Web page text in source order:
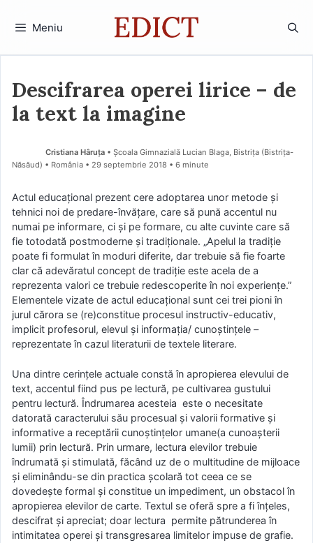
Meniu
Descifrarea operei lirice – de
la text la imagine
Cristiana Hâruţa • Școala Gimnazială Lucian Blaga, Bistrița (Bistriţa-
Năsăud) • România
29 septembrie 2018 • 6 minute
Actul educaţional prezent cere adoptarea unor metode şi
tehnici noi de predare-învăţare, care să pună accentul nu
numai pe informare, ci şi pe formare, cu alte cuvinte care să
fie totodată postmoderne şi tradiţionale. „Apelul la tradiţie
poate fi formulat în moduri diferite, dar trebuie să fie foarte
clar că adevăratul concept de tradiţie este acela de a
reprezenta valori ce trebuie redescoperite în noi experienţe.”
Elementele vizate de actul educaţional sunt cei trei pioni în
jurul cărora se (re)constitue procesul instructiv-educativ,
implicit profesorul, elevul şi informaţia/ cunoştinţele –
reprezentate în cazul literaturii de textele literare.
Una dintre cerinţele actuale constă în apropierea elevului de
text, accentul fiind pus pe lectură, pe cultivarea gustului
pentru lectură. Îndrumarea acesteia este o necesitate
datorată caracterului său procesual şi valorii formative şi
informative a receptării cunoştinţelor umane(a cunoaşterii
lumii) prin lectură. Prin urmare, lectura elevilor trebuie
îndrumată şi stimulată, făcând uz de o multitudine de mijloace
şi eliminându-se din practica şcolară tot ceea ce se
dovedeşte formal şi constitue un impediment, un obstacol în
apropierea elevilor de carte. Textul se oferă spre a fi înţeles,
descifrat şi apreciat; doar lectura permite pătrunderea în
intimitatea operei şi transgresarea limitelor impuse de grafie.